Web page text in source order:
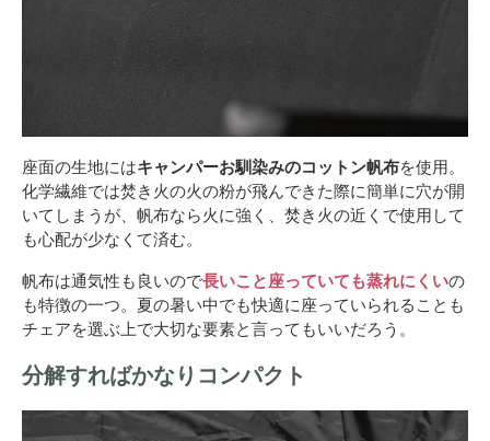
座面の生地にはキャンパーお馴染みのコットン帆布を使用。
化学繊維では焚き火の火の粉が飛んできた際に簡単に穴が開
いてしまうが、帆布なら火に強く、焚き火の近くで使用して
も心配が少なくて済む。
帆布は通気性も良いので長いこと座っていても蒸れにくいの
も特徴の一つ。夏の暑い中でも快適に座っていられることも
チェアを選ぶ上で大切な要素と言ってもいいだろう。
分解すればかなりコンパクト